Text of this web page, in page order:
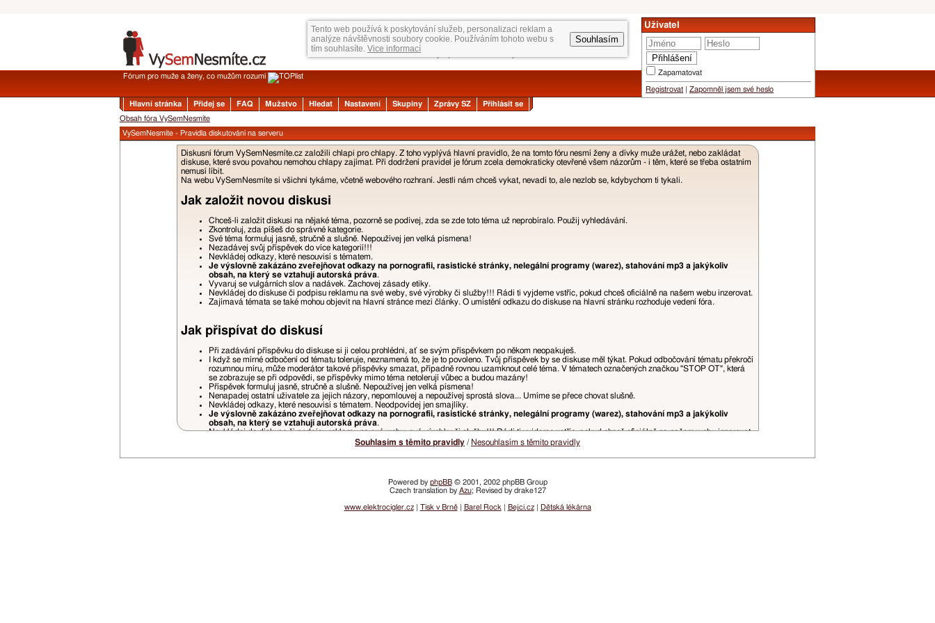
Tento web používá k poskytování služeb, personalizaci reklam a
analýze návštěvnosti soubory cookie. Používáním tohoto webu s
tím souhlasíte. Vice informací
Souhlasím
Uživatel
Zapamatovat
Registrovat Zapomněl jsem své heslo
Fórum pro muže a ženy, co mužům rozumí
Hlavní stránka Přidej se FAQ Mužstvo Hledat Nastavení Skupiny Zprávy SZ
Přihlásit se
Obsah fóra VySemNesmíte
VySemNesmíte - Pravidla diskutování na serveru
Diskusní fórum VySemNesmíte.cz založili chlapi pro chlapy. Z toho vyplývá hlavní pravidlo, že na tomto fóru nesmí ženy a dívky muže urážet, nebo zakládat
diskuse, které svou povahou nemohou chlapy zajímat. Při dodržení pravidel je fórum zcela demokraticky otevřené všem názorům - i těm, které se třeba ostatním
nemusí líbit.
Na webu VySemNesmíte si všichni tykáme, včetně webového rozhraní. Jestli nám chceš vykat, nevadí to, ale nezlob se, kdybychom ti tykali.
Jak založit novou diskusi
Chceš-li založit diskusi na nějaké téma, pozorně se podívej, zda se zde toto téma už neprobíralo. Použij vyhledávání.
Zkontroluj, zda píšeš do správné kategorie.
Své téma formuluj jasně, stručně a slušně. Nepoužívej jen velká písmena!
Nezadávej svůj příspěvek do více kategorií!!!
Nevkládej odkazy, které nesouvisí s tématem.
Je výslovně zakázáno zveřejňovat odkazy na pornografii, rasistické stránky, nelegální programy (warez), stahování mp3 a jakýkoliv
obsah, na který se vztahují autorská práva.
Vyvaruj se vulgárních slov a nadávek. Zachovej zásady etiky.
Nevkládej do diskuse či podpisu reklamu na své weby, své výrobky či služby!!! Rádi ti vyjdeme vstříc, pokud chceš oficiálně na našem webu inzerovat.
Zajímavá témata se také mohou objevit na hlavní stránce mezi články. O umístění odkazu do diskuse na hlavní stránku rozhoduje vedení fóra.
Jak přispívat do diskusí
Při zadávání příspěvku do diskuse si ji celou prohlédni, ať se svým příspěvkem po někom neopakuješ.
I když se mírné odbočení od tématu toleruje, neznamená to, že je to povoleno. Tvůj příspěvek by se diskuse měl týkat. Pokud odbočování tématu překročí
rozumnou míru, může moderátor takové příspěvky smazat, případně rovnou uzamknout celé téma. V tématech označených značkou "STOP OT", která
se zobrazuje se při odpovědi, se příspěvky mimo téma netolerují vůbec a budou mazány!
Příspěvek formuluj jasně, stručně a slušně. Nepoužívej jen velká písmena!
Nenapadej ostatní uživatele za jejich názory, nepomlouvej a nepoužívej sprostá slova... Umíme se přece chovat slušně.
Nevkládej odkazy, které nesouvisí s tématem. Neodpovídej jen smajlíky.
Je výslovně zakázáno zveřejňovat odkazy na pornografii, rasistické stránky, nelegální programy (warez), stahování mp3 a jakýkoliv
obsah, na který se vztahují autorská práva.
Nevkládej do diskuse či podpisu reklamu na své weby, své výrobky či služby!!! Rádi ti vyjdeme vstříc, pokud chceš oficiálně na našem webu inzerovat.
Pokud někoho cituješ (quote), ponech jen tu část původního příspěvku, na kterou reaguješ, odstraň zbytečné citace, obrázky, videa a podobné datově, či
Necituj příspěvky, které jsou přímo nad tvým příspěvkem. Pokud z předchozího příspěvku chceš vypíchnout např. slovní spojení, je to povoleno. Citace
Příspěvky nedodržující pravidela fóra, které ohrožují přehlednost diskusí a řádný chod webu, budou mazány, přesouvány, či editovány moderátory dle jejich
Souhlasím s těmito pravidly / Nesouhlasím s těmito pravidly
Powered by phpBB© 2001, 2002 phpBB Group
Czech translation by Azu; Revised by drake127
www.elektrocigler.cz| Tisk v Brně| Barel Rock Bejci.cz| Dětská lékárna